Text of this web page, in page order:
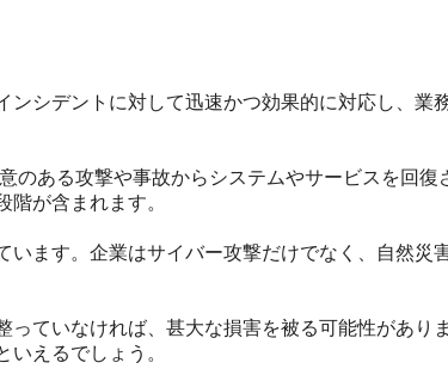
シデントに対して迅速かつ効果的に対応し、業
ある攻撃や事故からシステムやサービスを回復
が含まれます。
ます。企業はサイバー攻撃だけでなく、自然災
ていなければ、甚大な損害を被る可能性があり
えるでしょう。